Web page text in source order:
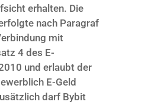
erhalten. Die
nach Paragraf
mit
4 des E-
und erlaubt der
E-Geld
darf Bybit